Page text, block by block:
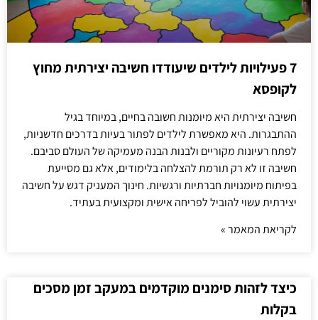
7 פעילויות לילדים שיעודדו חשיבה יצירתית מחוץ
לקופסא
חשיבה יצירתית היא מיומנות חשובה בחיים, במיוחד בגיל
ההתבגרות. היא מאפשרת לילדים לפתור בעיות בדרכים חדשניות,
לפתח רעיונות מקוריים ולבנות הבנה מעמיקה של העולם סביבם.
חשיבה זו לא רק תורמת להצלחה בלימודים, אלא גם מסייעת
בפיתוח מיומנויות חברתיות ורגשיות. חינוך המעניק דגש על חשיבה
יצירתית עשוי להוביל לפריחה אישית ומקצועית בעתיד.
לקריאת המאמר »
כיצד לזהות סימנים מוקדמים במעקב זמן מסכים
בקלות